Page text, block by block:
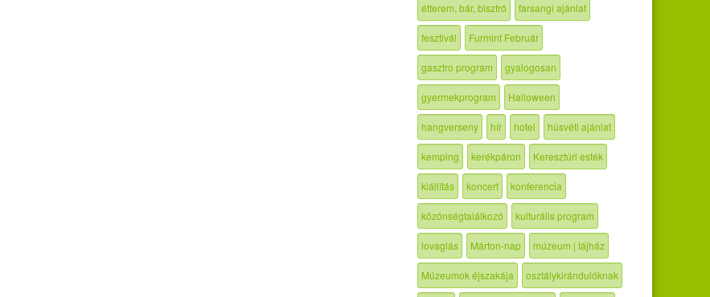
étterem, bár, bisztró farsangi ajánlat
fesztivál Furmint Február
gasztro program gyalogosan
gyermekprogram Halloween
hangverseny hír hotel húsvéti ajánlat
kemping kerékpáron Keresztúri esték
kiállítás koncert konferencia
közönségtalálkozó kulturális program
lovaglás Márton-nap múzeum | tájház
Múzeumok éjszakája osztálykirándulóknak